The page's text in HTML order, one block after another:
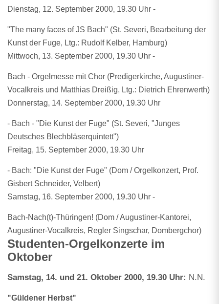
Dienstag, 12. September 2000, 19.30 Uhr -
"The many faces of JS Bach" (St. Severi, Bearbeitung der
Kunst der Fuge, Ltg.: Rudolf Kelber, Hamburg)
Mittwoch, 13. September 2000, 19.30 Uhr -
Bach - Orgelmesse mit Chor (Predigerkirche, Augustiner-
Vocalkreis und Matthias Dreißig, Ltg.: Dietrich Ehrenwerth)
Donnerstag, 14. September 2000, 19.30 Uhr
- Bach - "Die Kunst der Fuge" (St. Severi, "Junges
Deutsches Blechbläserquintett")
Freitag, 15. September 2000, 19.30 Uhr
- Bach: "Die Kunst der Fuge" (Dom / Orgelkonzert, Prof.
Gisbert Schneider, Velbert)
Samstag, 16. September 2000, 19.30 Uhr -
Bach-Nach(t)-Thüringen! (Dom / Augustiner-Kantorei,
Augustiner-Vocalkreis, Regler Singschar, Dombergchor)
Studenten-Orgelkonzerte im
Oktober
Samstag, 14. und 21. Oktober 2000, 19.30 Uhr: N.N.
"Güldener Herbst"